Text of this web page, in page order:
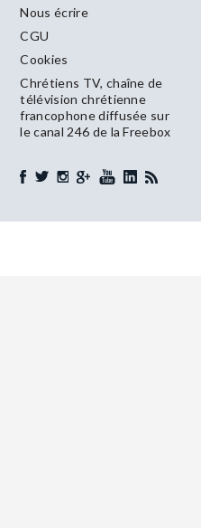
Nous écrire
CGU
Cookies
Chrétiens TV, chaîne de
télévision chrétienne
francophone diffusée sur
le canal 246 de la Freebox